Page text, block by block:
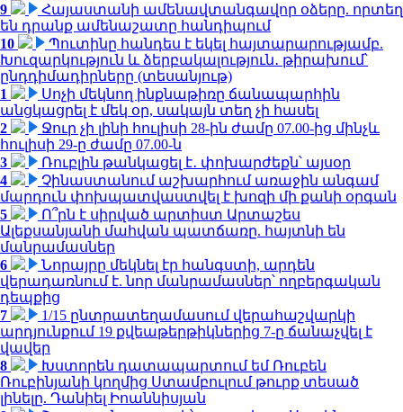
9
Հայաստանի ամենավտանգավոր օձերը. որտեղ
են դրանք ամենաշատը հանդիպում
10
Պուտինը հանդես է եկել հայտարարությամբ.
Խուզարկություն և ձերբակալություն․ թիրախում՝
ընդդիմադիրները (տեսանյութ)
1
Սոչի մեկնող ինքնաթիռը ճանապարհին
անցկացրել է մեկ օր, սակայն տեղ չի հասել
2
Ջուր չի լինի հուլիսի 28-ին ժամը 07.00-ից մինչև
հուլիսի 29-ը ժամը 07.00-ն
3
Ռուբլին թանկացել է․ փոխարժեքն՝ այսօր
4
Չինաստանում աշխարհում առաջին անգամ
մարդուն փոխպատվաստվել է խոզի մի քանի օրգան
5
Ո՞րն է սիրված արտիստ Արտաշես
Ալեքսանյանի մահվան պատճառը. հայտնի են
մանրամասներ
6
Նորայրը մեկնել էր հանգստի, արդեն
վերադառնում է. նոր մանրամասներ՝ ողբերգական
դեպքից
7
1/15 ընտրատեղամասում վերահաշվարկի
արդյունքում 19 քվեաթերթիկներից 7-ը ճանաչվել է
վավեր
8
Խստորեն դատապարտում եմ Ռուբեն
Ռուբինյանի կողմից Ստամբուլում թուրք տեսած
լինելը. Դանիել Իոաննիսյան